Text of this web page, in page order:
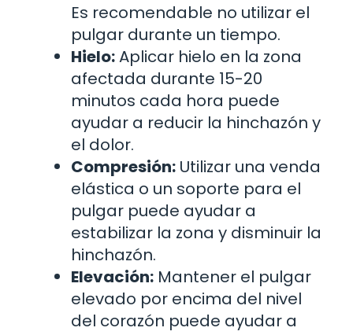
Es recomendable no utilizar el
pulgar durante un tiempo.
Hielo:Aplicar hielo en la zona
afectada durante 15-20
minutos cada hora puede
ayudar a reducir la hinchazón y
el dolor.
Compresión: Utilizar una venda
elástica o un soporte para el
pulgar puede ayudar a
estabilizar la zona y disminuir la
hinchazón.
Elevación: Mantener el pulgar
elevado por encima del nivel
del corazón puede ayudar a